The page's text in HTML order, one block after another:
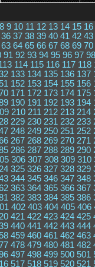
8 9 10 11 12 13 14 15 16
36 37 38 39 40 41 42 43
63 64 65 66 67 68 69 70
91 92 93 94 95 96 97 98
114 115 116 117 118
133 134 135 136 137
152 153 154 155 156
171 172 173 174 175
190 191 192 193 194
210 211 212 213 214
229 230 231 232 233
248 249 250 251 252
267 268 269 270 271
286 287 288 289 290
306 307 308 309 310
325 326 327 328 329
344 345 346 347 348
363 364 365 366 367
382 383 384 385 386
402 403 404 405 406
421 422 423 424 425
440 441 442 443 444
459 460 461 462 463
478 479 480 481 482
497 498 499 500 501
517 518 519 520 521